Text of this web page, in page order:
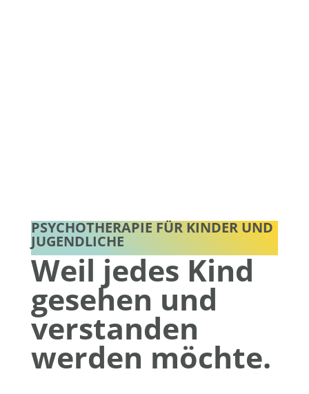
PSYCHOTHERAPIE FÜR KINDER UND
JUGENDLICHE
Weil jedes Kind
gesehen und
verstanden
werden möchte.